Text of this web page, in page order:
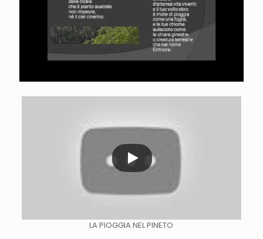
LA PIOGGIA NEL PINETO